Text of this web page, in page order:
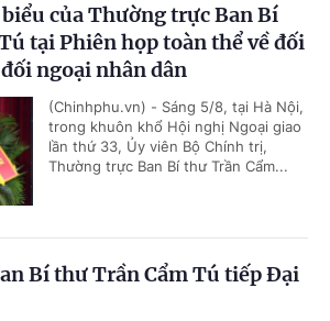
của Thường trực Ban Bí
tại Phiên họp toàn thể về đối
ngoại nhân dân
(Chinhphu.vn) - Sáng 5/8, tại Hà Nội,
trong khuôn khổ Hội nghị Ngoại giao
lần thứ 33, Ủy viên Bộ Chính trị,
Thường trực Ban Bí thư Trần Cẩm...
Bí thư Trần Cẩm Tú tiếp Đại